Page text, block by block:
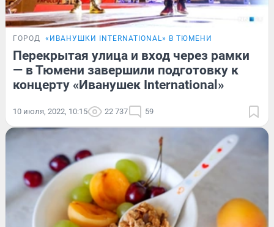
ГОРОД «ИВАНУШКИ INTERNATIONAL» В ТЮМЕНИ
Перекрытая улица и вход через рамки
— в Тюмени завершили подготовку к
концерту «Иванушек International»
10 июля, 2022, 10:15 22 737 59